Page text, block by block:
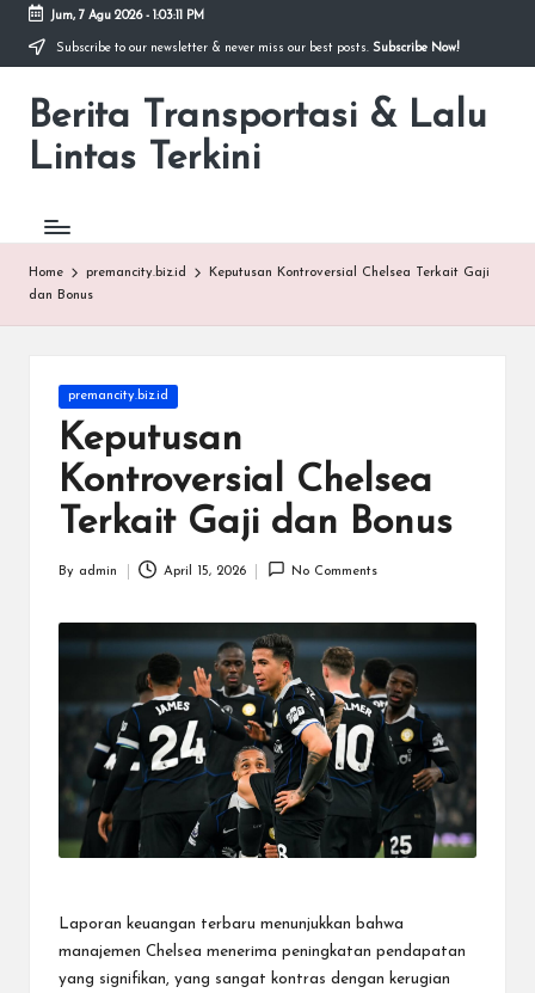
Skip
content
Jum, 7 Agu 2026- 1:03:12 PM
Subscribe to our newsletter & never miss our best posts. Subscribe Now!
Berita Transportasi & Lalu
Lintas Terkini
premancity.biz.id
Home premancity.biz.id
Keputusan Kontroversial Chelsea Terkait Gaji
dan Bonus
Posted
in
premancity.biz.id
Keputusan
Kontroversial Chelsea
Terkait Gaji dan Bonus
By admin April 15, 2026 No Comments
Laporan keuangan terbaru menunjukkan bahwa
manajemen Chelsea menerima peningkatan pendapatan
yang signifikan, yang sangat kontras dengan kerugian